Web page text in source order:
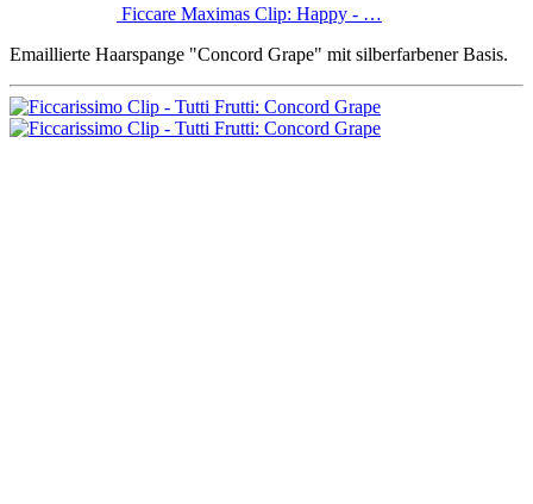
Ficcare Maximas Clip: Happy - …
Emaillierte Haarspange "Concord Grape" mit silberfarbener Basis.